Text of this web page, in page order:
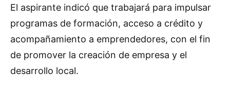
El aspirante indicó que trabajará para impulsar
programas de formación, acceso a crédito y
acompañamiento a emprendedores, con el fin
de promover la creación de empresa y el
desarrollo local.